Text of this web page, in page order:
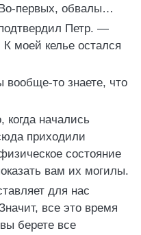
первых, обвалы…
Петр. —
К моей келье остался
то знаете, что
начались
приходили
состояние
вам их могилы.
для нас
все это время
берете все